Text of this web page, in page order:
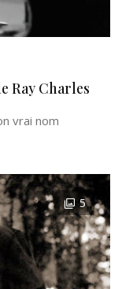
Ray Charles
vrai nom
5